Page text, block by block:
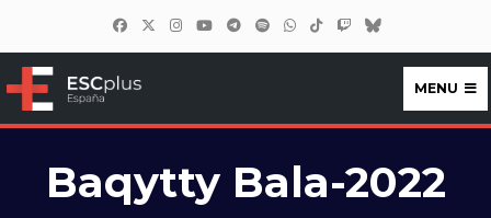
ESCplus España
MENU
Baqytty Bala-2022